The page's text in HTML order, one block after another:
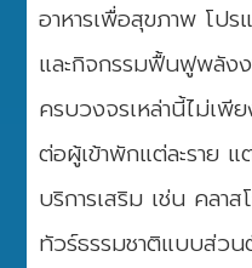
อาหารเพื่อสุขภาพ โป
และกิจกรรมฟื้นฟูพลัง
ครบวงจรเหล่านี้ไม่เพี
ต่อผู้เข้าพักแต่ละราย แ
บริการเสริม เช่น คลา
ทัวร์ธรรมชาติแบบส่วน